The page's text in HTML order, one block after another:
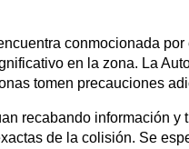
conmocionada
en la zona. La
tomen precauciones
recabando información
de la colisión. Se